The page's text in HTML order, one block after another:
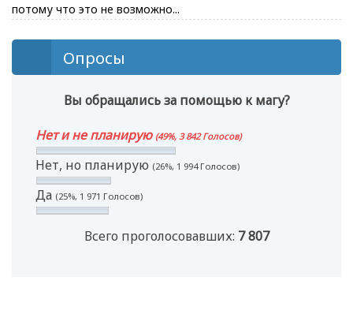
потому что это не возможно...
Опросы
Вы обращались за помощью к магу?
Нет и не планирую (49%, 3 842 Голосов)
Нет, но планирую (26%, 1 994 Голосов)
Да (25%, 1 971 Голосов)
Всего проголосовавших: 7 807